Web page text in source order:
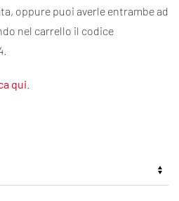
oppure puoi averle entrambe ad
nel carrello il codice
qui